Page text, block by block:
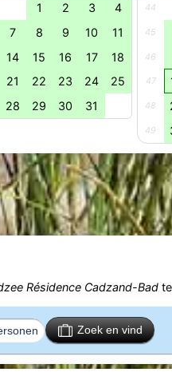
1 2 3 4
7 8 9 10 11
14 15 16 17 18
21 22 23 24 25
28 29 30 31
44
45
46
47
48
49
Résidence Cadzand-Badte
Zoek en vind